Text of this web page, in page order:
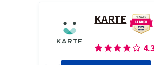
KARTE